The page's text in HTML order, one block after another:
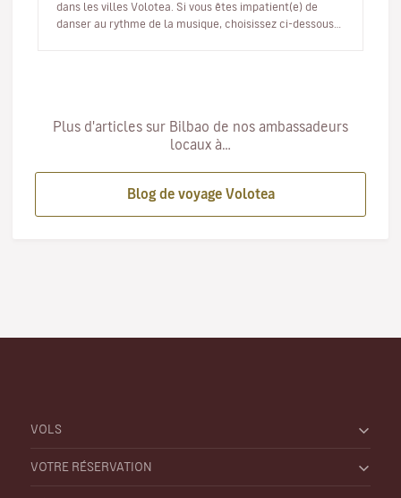
dans les villes Volotea. Si vous êtes impatient(e) de
danser au rythme de la musique, choisissez ci-dessous
Plus d'articles sur Bilbao de nos ambassadeurs
locaux à…
Blog de voyage Volotea
VOLS
VOTRE RÉSERVATION